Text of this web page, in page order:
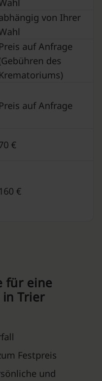
von Ihrer
Preis auf Anfrage
des
Krematoriums)
Preis auf Anfrage
€
160 €
für eine
Trier
Festpreis
und